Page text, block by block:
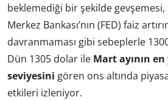
beklemediği bir şekilde gevşemesi,
Merkez Bankası’nın (FED) faiz
davranmaması gibi sebeplerle
Dün 1305 dolar ile Mart ayının
seviyesini gören ons altında
etkileri izleniyor.